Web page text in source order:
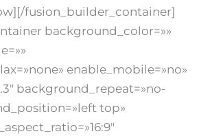
fusion_builder_container]
background_color=»»
enable_mobile=»no»
background_repeat=»no-
top»